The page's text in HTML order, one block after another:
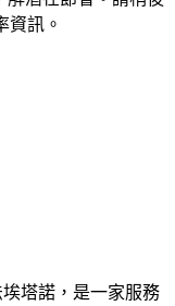
資訊。
塔諾，是一家服務